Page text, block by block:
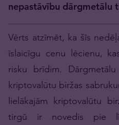
nepastāvību dārgmetālu
Vērts atzīmēt, ka šīs
īslaicīgu cenu lēcienu,
risku brīdim.
kriptovalūtu biržas
lielākajām kriptovalūtu
tirgū ir novedis pie